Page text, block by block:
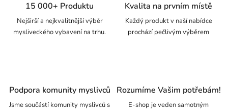
15 000+ Produktu
Nejširší a nejkvalitnější výběr
mysliveckého vybavení na trhu.
Kvalita na prvním místě
Každý produkt v naší nabídce
prochází pečlivým výběrem
Podpora komunity myslivců
Jsme součástí komunity myslivců s
Rozumíme Vašim potřebám!
E-shop je veden samotným